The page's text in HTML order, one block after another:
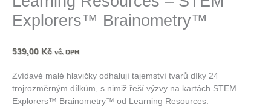
Explorers™ Brainometry™
539,00 Kč vč. DPH
Zvídavé malé hlavičky odhalují tajemství tvarů díky 24
trojrozměrným dílkům, s nimiž řeší výzvy na kartách STEM
Explorers™ Brainometry™ od Learning Resources.